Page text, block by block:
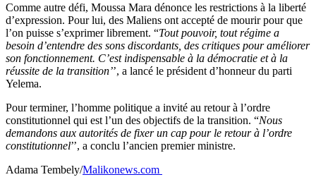
Comme autre défi, Moussa Mara dénonce les restrictions à la liberté
d’expression. Pour lui, des Maliens ont accepté de mourir pour que
l’on puisse s’exprimer librement. “Tout pouvoir, tout régime a
besoin d’entendre des sons discordants, des critiques pour améliorer
son fonctionnement. C’est indispensable à la démocratie et à la
réussite de la transition’’, a lancé le président d’honneur du parti
Yelema.
Pour terminer, l’homme politique a invité au retour à l’ordre
constitutionnel qui est l’un des objectifs de la transition. “Nous
demandons aux autorités de fixer un cap pour le retour à l’ordre
constitutionnel’’, a conclu l’ancien premier ministre.
Adama Tembely/Malikonews.com